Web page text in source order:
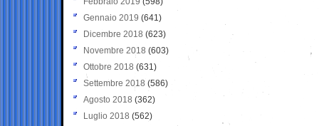
Gennaio 2019 (641)
Dicembre 2018 (623)
Novembre 2018 (603)
Ottobre 2018 (631)
Settembre 2018 (586)
Agosto 2018 (362)
Luglio 2018 (562)